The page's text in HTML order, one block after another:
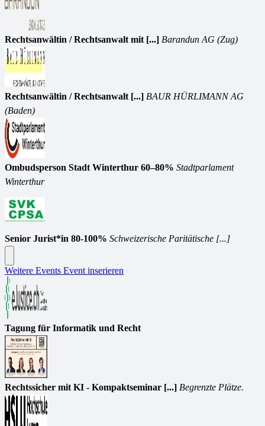
Rechtsanwältin / Rechtsanwalt mit [...] Barandun AG (Zug)
Rechtsanwältin / Rechtsanwalt [...] BAUR HÜRLIMANN AG
(Baden)
Ombudsperson Stadt Winterthur 60–80% Stadtparlament
Winterthur
Senior Jurist*in 80-100% Schweizerische Paritätische [...]
Weitere Events Event inserieren
Tagung für Informatik und Recht
Rechtssicher mit KI - Kompaktseminar [...] Begrenzte Plätze.